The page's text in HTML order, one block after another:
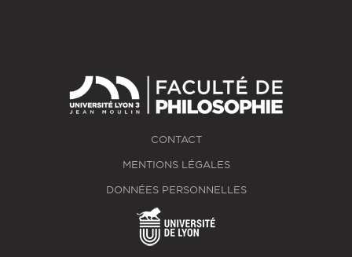
CONTACT
MENTIONS LÉGALES
DONNÉES PERSONNELLES